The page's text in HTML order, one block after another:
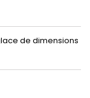
de dimensions